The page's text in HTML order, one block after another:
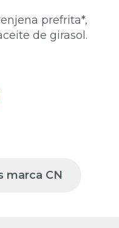
prefrita*,
de girasol.
marca CN